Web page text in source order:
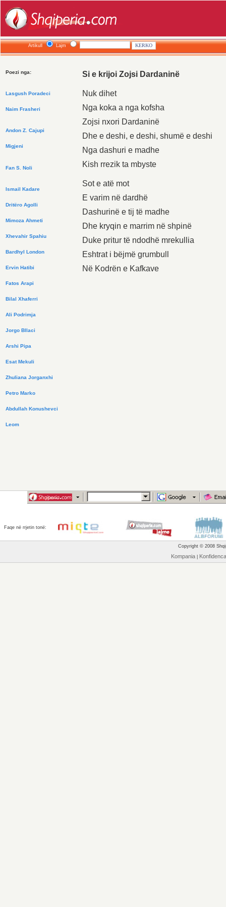
Artikull Lajm
Poezi nga:
Lasgush Poradeci
Naim Frasheri
Andon Z. Cajupi
Migjeni
Fan S. Noli
Ismail Kadare
Dritëro Agolli
Mimoza Ahmeti
Xhevahir Spahiu
Bardhyl London
Ervin Hatibi
Fatos Arapi
Bilal Xhaferri
Ali Podrimja
Jorgo Bllaci
Arshi Pipa
Esat Mekuli
Zhuliana Jorganxhi
Petro Marko
Abdullah Konushevci
Leom
Si e krijoi Zojsi Dardaninë
Nuk dihet
Nga koka a nga kofsha
Zojsi nxori Dardaninë
Dhe e deshi, e deshi, shumë e deshi
Nga dashuri e madhe
Kish rrezik ta mbyste
Sot e atë mot
E varim në dardhë
Dashurinë e tij të madhe
Dhe kryqin e marrim në shpinë
Duke pritur të ndodhë mrekullia
Eshtrat i bëjmë grumbull
Në Kodrën e Kafkave
Faqe në rrjetin tonë:
Copyright © 2008
Kompania| Konfidenca